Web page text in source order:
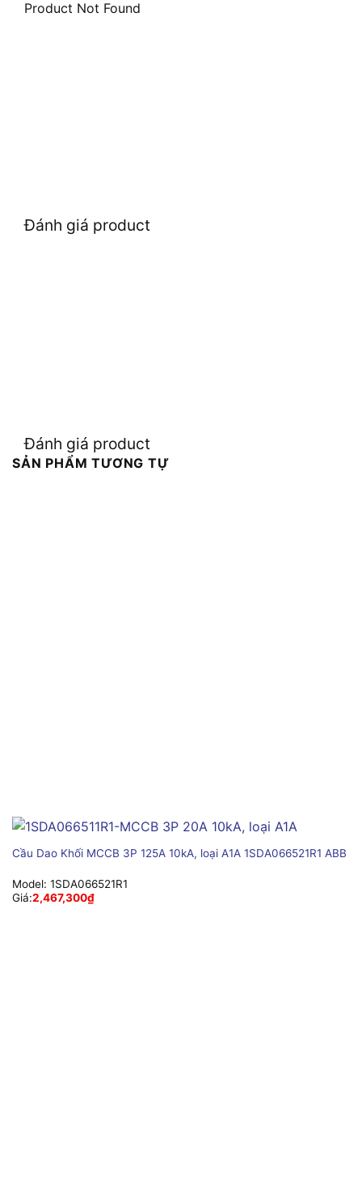
Product Not Found
Đánh giá product
Đánh giá product
SẢN PHẨM TƯƠNG TỰ
Cầu Dao Khối MCCB 3P 125A 10kA, loại A1A 1SDA066521R1 ABB
Model: 1SDA066521R1
Giá:2,467,300₫